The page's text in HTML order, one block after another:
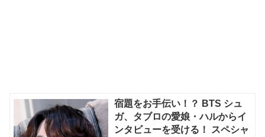
宿題をお手伝い！？ BTS シュ
ガ、タブロの愛娘・ハルからイ
ンタビューを受ける！ スペシャ